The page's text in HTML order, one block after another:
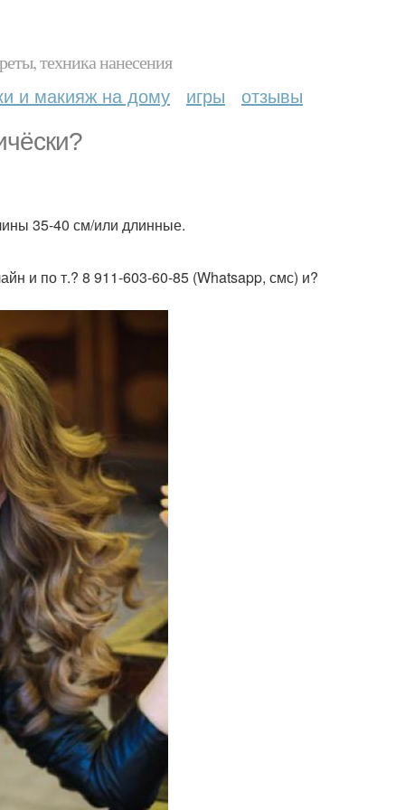
техника нанесения
и макияж на дому игры отзывы
35-40 см/или длинные.
и по т.? 8 911-603-60-85 (Whatsapp, смс) и?